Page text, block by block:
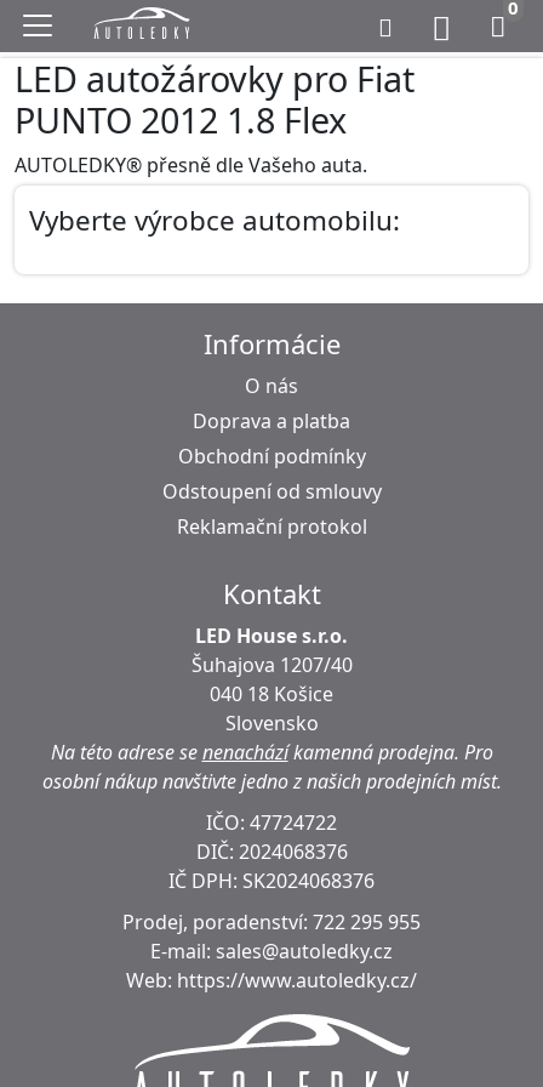
0
LED autožárovky pro Fiat
PUNTO 2012 1.8 Flex
AUTOLEDKY® přesně dle Vašeho auta.
Vyberte výrobce automobilu:
Informácie
O nás
Doprava a platba
Obchodní podmínky
Odstoupení od smlouvy
Reklamační protokol
Kontakt
LED House s.r.o.
Šuhajova 1207/40
040 18 Košice
Slovensko
Na této adrese senenacházíkamenná prodejna. Pro
osobní nákup navštivte jedno z našich prodejních míst.
IČO: 47724722
DIČ: 2024068376
IČ DPH: SK2024068376
Prodej, poradenství: 722 295 955
E-mail: sales@autoledky.cz
Web: https://www.autoledky.cz/